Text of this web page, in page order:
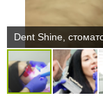
Dent Shine,